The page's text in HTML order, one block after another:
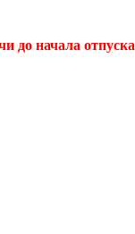
до начала отпуска